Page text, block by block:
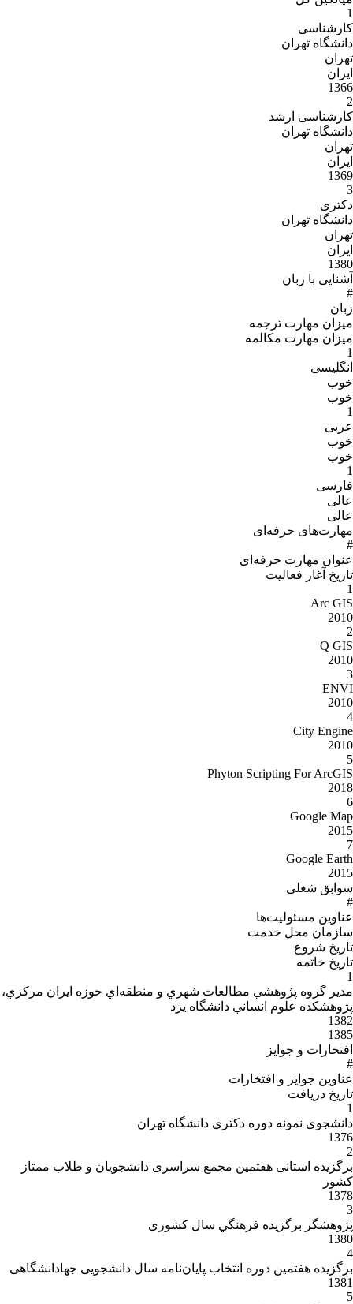
1
کارشناسی
دانشگاه تهران
تهران
ایران
1366
2
کارشناسی ارشد
دانشگاه تهران
تهران
ایران
1369
3
دکتری
دانشگاه تهران
تهران
ایران
1380
آشنایی با زبان
#
زبان
میزان مهارت ترجمه
میزان مهارت مکالمه
1
انگلیسی
خوب
خوب
1
عربی
خوب
خوب
1
فارسی
عالی
عالی
مهارت‌های حرفه‌ای
#
عنوان مهارت‌ حرفه‌اى
تاریخ آغاز فعالیت
1
Arc GIS
2010
2
Q GIS
2010
3
ENVI
2010
4
City Engine
2010
5
Phyton Scripting For ArcGIS
2018
6
Google Map
2015
7
Google Earth
2015
سوابق شغلی
#
عناوین مسئولیت‌ها
سازمان محل خدمت
تاریخ شروع
تاریخ خاتمه
1
مدیر گروه پژوهشي مطالعات شهري و منطقه‌اي حوزه ايران مركزي،
پژوهشكده علوم انساني دانشگاه یزد
1382
1385
افتخارات و جوایز
#
عناوین جوایز و افتخارات
تاریخ دریافت
1
دانشجوی نمونه دوره دکتری دانشگاه تهران
1376
2
برگزیده استانی هفتمین مجمع سراسری دانشجویان و طلاب ممتاز
کشور
1378
3
پژوهشگر برگزيده فرهنگي سال کشوری
1380
4
برگزیده هفتمین دوره انتخاب پایان‌نامه سال دانشجویی جهادانشگاهی
1381
5